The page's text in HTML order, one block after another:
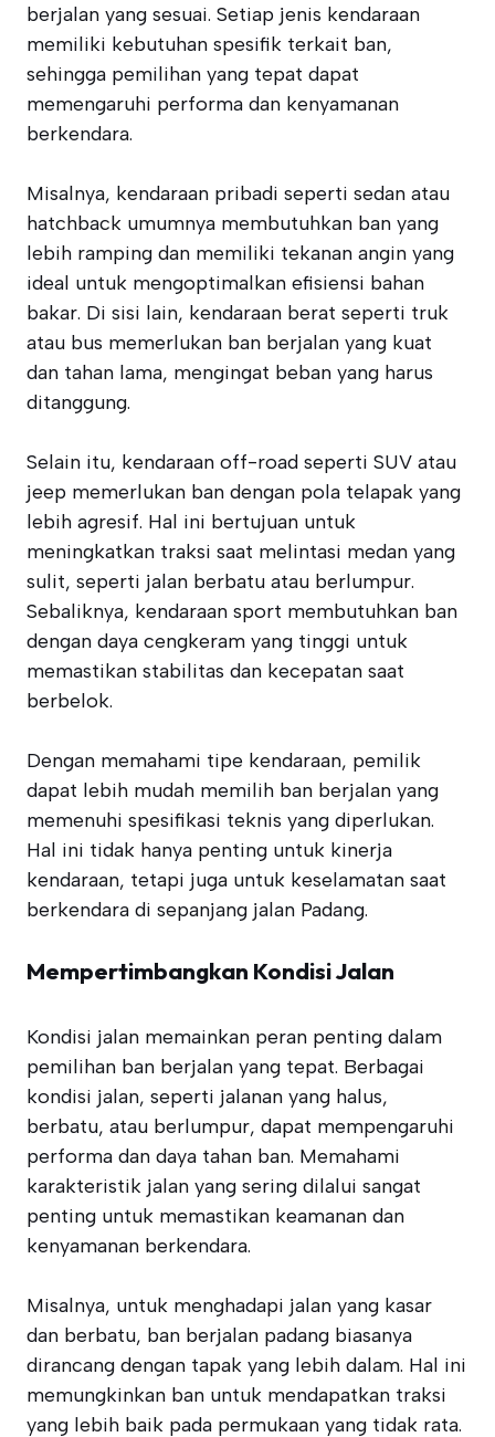
berjalan yang sesuai. Setiap jenis kendaraan
memiliki kebutuhan spesifik terkait ban,
sehingga pemilihan yang tepat dapat
memengaruhi performa dan kenyamanan
berkendara.
Misalnya, kendaraan pribadi seperti sedan atau
hatchback umumnya membutuhkan ban yang
lebih ramping dan memiliki tekanan angin yang
ideal untuk mengoptimalkan efisiensi bahan
bakar. Di sisi lain, kendaraan berat seperti truk
atau bus memerlukan ban berjalan yang kuat
dan tahan lama, mengingat beban yang harus
ditanggung.
Selain itu, kendaraan off-road seperti SUV atau
jeep memerlukan ban dengan pola telapak yang
lebih agresif. Hal ini bertujuan untuk
meningkatkan traksi saat melintasi medan yang
sulit, seperti jalan berbatu atau berlumpur.
Sebaliknya, kendaraan sport membutuhkan ban
dengan daya cengkeram yang tinggi untuk
memastikan stabilitas dan kecepatan saat
berbelok.
Dengan memahami tipe kendaraan, pemilik
dapat lebih mudah memilih ban berjalan yang
memenuhi spesifikasi teknis yang diperlukan.
Hal ini tidak hanya penting untuk kinerja
kendaraan, tetapi juga untuk keselamatan saat
berkendara di sepanjang jalan Padang.
Mempertimbangkan Kondisi Jalan
Kondisi jalan memainkan peran penting dalam
pemilihan ban berjalan yang tepat. Berbagai
kondisi jalan, seperti jalanan yang halus,
berbatu, atau berlumpur, dapat mempengaruhi
performa dan daya tahan ban. Memahami
karakteristik jalan yang sering dilalui sangat
penting untuk memastikan keamanan dan
kenyamanan berkendara.
Misalnya, untuk menghadapi jalan yang kasar
dan berbatu, ban berjalan padang biasanya
dirancang dengan tapak yang lebih dalam. Hal ini
memungkinkan ban untuk mendapatkan traksi
yang lebih baik pada permukaan yang tidak rata.